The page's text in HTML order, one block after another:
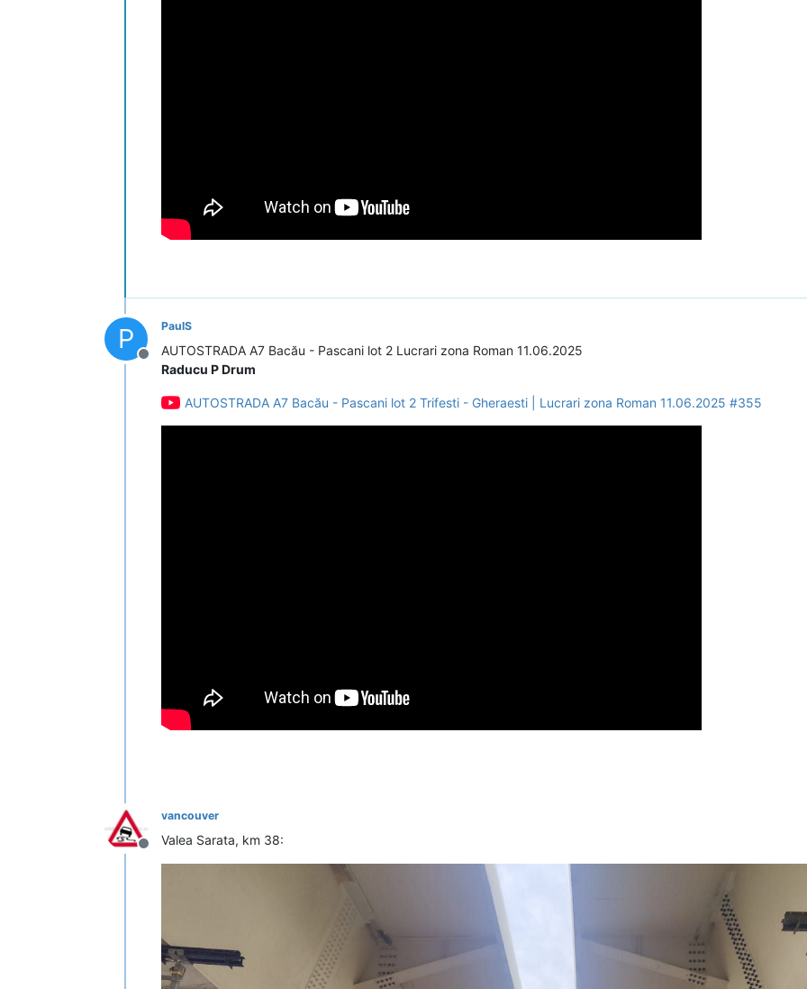
P
Deconectat
PaulS
AUTOSTRADA A7 Bacău - Pascani lot 2 Lucrari zona Roman 11.06.2025
Raducu P Drum
AUTOSTRADA A7 Bacău - Pascani lot 2 Trifesti - Gheraesti | Lucrari zona Roman 11.06.2025 #355
Deconectat
vancouver
Valea Sarata, km 38: